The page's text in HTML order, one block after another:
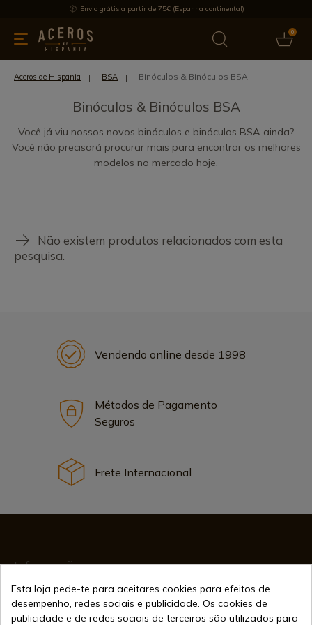
Envio grátis a partir de 75€ (Espanha continental)
0
& Utensílios de cozinha Oferece Últimas notícias
Aceros de Hispania BSA Binóculos & Binóculos BSA
Binóculos & Binóculos BSA
Você já viu nossos novos binóculos e binóculos BSA ainda?
Você não precisará procurar mais para encontrar os melhores
modelos no mercado hoje.
Não existem produtos relacionados com esta
pesquisa.
Vendendo online desde 1998
Métodos de Pagamento
Seguros
Frete Internacional
Informação
info@aceros-de-hispania.com
Esta loja pede-te para aceitares cookies para efeitos de
desempenho, redes sociais e publicidade. Os cookies de
publicidade e de redes sociais de terceiros são utilizados para